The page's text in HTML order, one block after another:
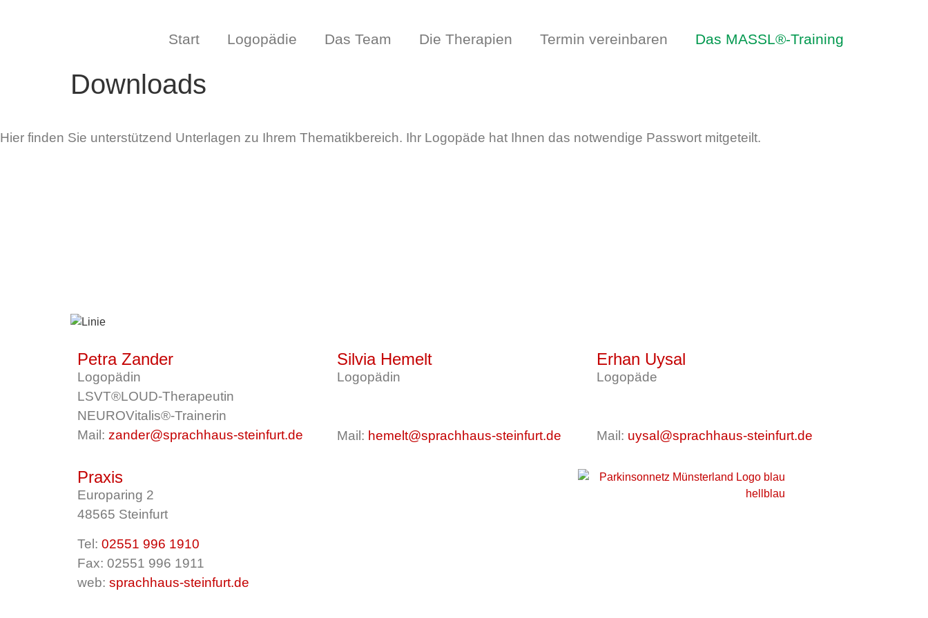
Start Logopädie Das Team Die Therapien Termin vereinbaren Das MASSL®-Training
Downloads
Hier finden Sie unterstützend Unterlagen zu Ihrem Thematikbereich. Ihr Logopäde hat Ihnen das notwendige Passwort mitgeteilt.
Petra Zander
Logopädin
LSVT®LOUD-Therapeutin
NEUROVitalis®-Trainerin
Mail: zander@sprachhaus-steinfurt.de
Silvia Hemelt
Logopädin
Mail: hemelt@sprachhaus-steinfurt.de
Erhan Uysal
Logopäde
Mail: uysal@sprachhaus-steinfurt.de
Praxis
Europaring 2
48565 Steinfurt
Tel: 02551 996 1910
Fax: 02551 996 1911
web: sprachhaus-steinfurt.de